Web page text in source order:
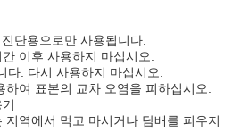
단용으로만 사용됩니다.
이후 사용하지 마십시오.
다. 다시 사용하지 마십시오.
여 표본의 교차 오염을 피하십시오.
역에서 먹고 마시거나 담배를 피우지